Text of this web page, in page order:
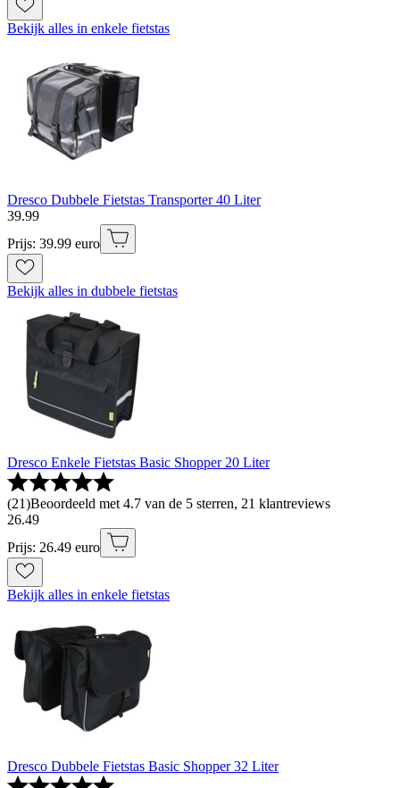
Bekijk alles in enkele fietstas
Dresco Dubbele Fietstas Transporter 40 Liter
39.99
Prijs: 39.99 euro
Bekijk alles in dubbele fietstas
Dresco Enkele Fietstas Basic Shopper 20 Liter
(21)Beoordeeld met 4.7 van de 5 sterren, 21 klantreviews
26.49
Prijs: 26.49 euro
Bekijk alles in enkele fietstas
Dresco Dubbele Fietstas Basic Shopper 32 Liter